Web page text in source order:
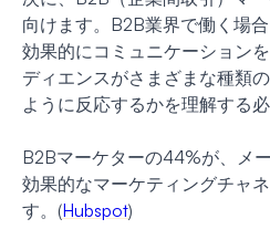
向けます。B2B業界で働く場
効果的にコミュニケーション
ディエンスがさまざまな種類
ように反応するかを理解する必
B2Bマーケターの44%が、メ
効果的なマーケティングチャ
す。(Hubspot)